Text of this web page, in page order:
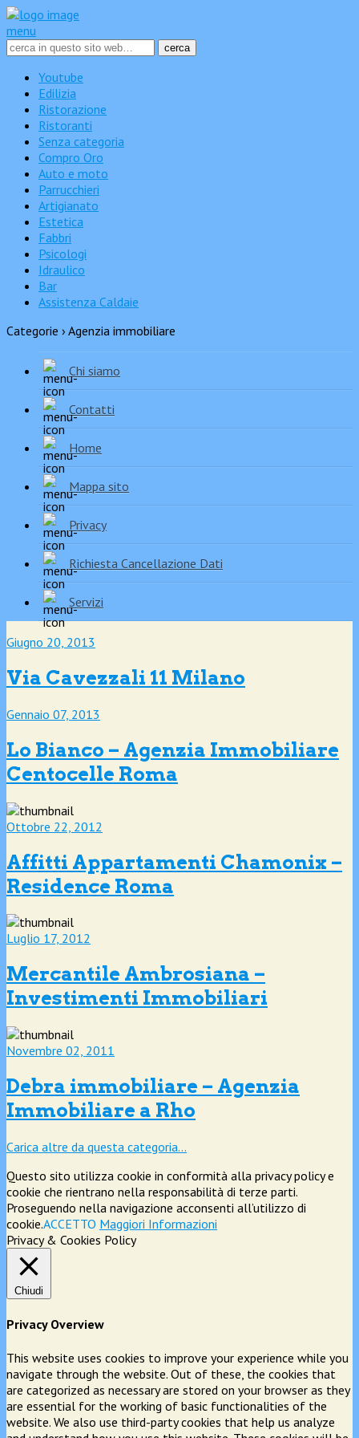
menu
Youtube
Edilizia
Ristorazione
Ristoranti
Senza categoria
Compro Oro
Auto e moto
Parrucchieri
Artigianato
Estetica
Fabbri
Psicologi
Idraulico
Bar
Assistenza Caldaie
Categorie › Agenzia immobiliare
Chi siamo
Contatti
Home
Mappa sito
Privacy
Richiesta Cancellazione Dati
Servizi
Giugno 20, 2013
Via Cavezzali 11 Milano
Gennaio 07, 2013
Lo Bianco – Agenzia Immobiliare
Centocelle Roma
Ottobre 22, 2012
Affitti Appartamenti Chamonix –
Residence Roma
Luglio 17, 2012
Mercantile Ambrosiana –
Investimenti Immobiliari
Novembre 02, 2011
Debra immobiliare – Agenzia
Immobiliare a Rho
Carica altre da questa categoria…
Questo sito utilizza cookie in conformità alla privacy policy e
cookie che rientrano nella responsabilità di terze parti.
Proseguendo nella navigazione acconsenti all’utilizzo di
cookie.ACCETTO Maggiori Informazioni
Privacy & Cookies Policy
Chiudi
Privacy Overview
This website uses cookies to improve your experience while you
navigate through the website. Out of these, the cookies that
are categorized as necessary are stored on your browser as they
are essential for the working of basic functionalities of the
website. We also use third-party cookies that help us analyze